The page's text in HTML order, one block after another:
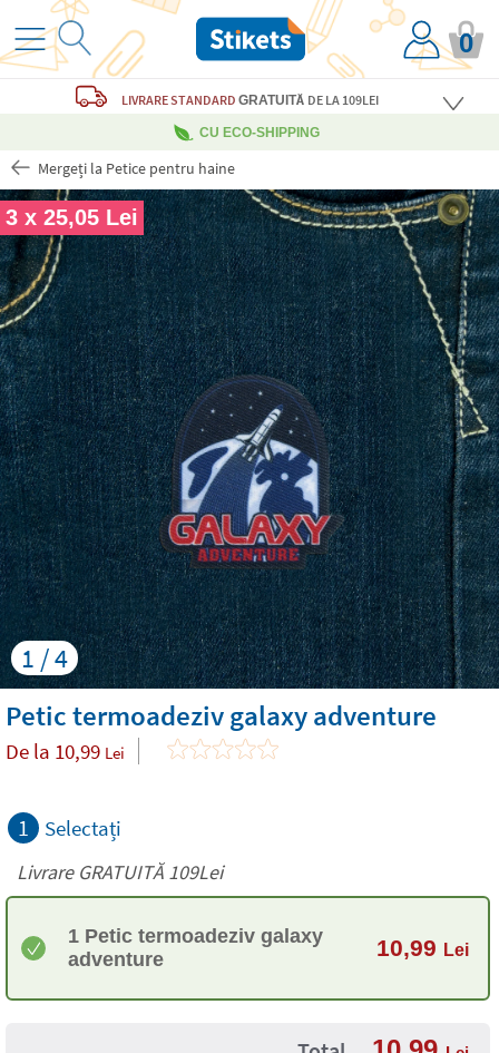
0
LIVRARE STANDARD GRATUITĂ DE LA 109LEI
CU ECO-SHIPPING
Mergeți la Petice pentru haine
1 / 4
3 x 25,05 Lei
Petic termoadeziv galaxy adventure
De la 10,99 Lei
1 Selectați
Livrare GRATUITĂ 109Lei
1 Petic termoadeziv galaxy
adventure
10,99 Lei